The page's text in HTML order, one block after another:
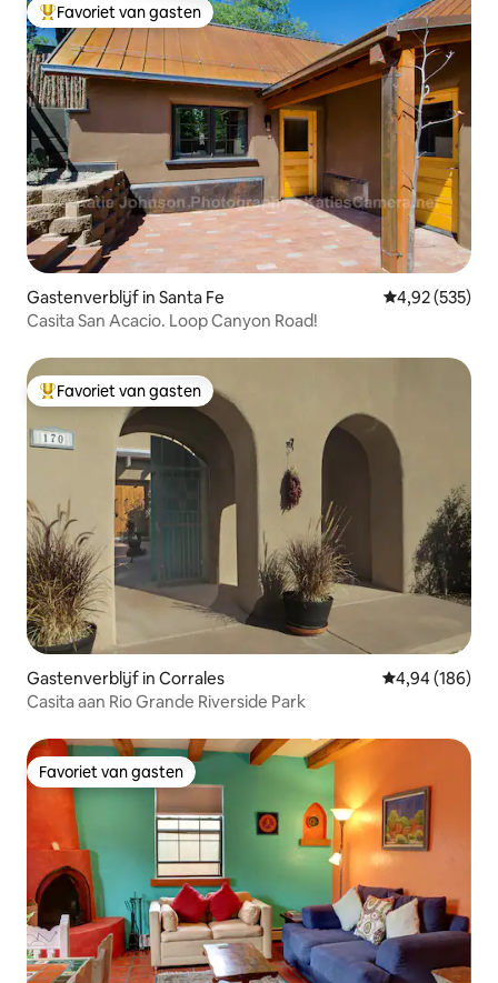
Topfavoriet van gasten
Favoriet van gasten
Gastenverblijf in Santa Fe Gemiddelde
4,92 (535)
Casita San Acacio. Loop Canyon Road!
Topfavoriet van gasten
Favoriet van gasten
Gastenverblijf in Corrales Gemiddelde
4,94 (186)
Casita aan Rio Grande Riverside Park
Favoriet van gasten
Favoriet van gasten